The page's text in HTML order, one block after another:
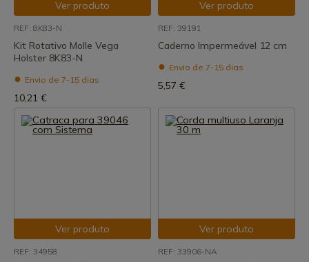
Ver produto
REF: 8K83-N
Kit Rotativo Molle Vega
Holster 8K83-N
Envio de 7-15 dias
10,21 €
Ver produto
REF: 39191
Caderno Impermeável 12 cm
Envio de 7-15 dias
5,57 €
Ver produto
REF: 34958
Ver produto
REF: 33906-NA